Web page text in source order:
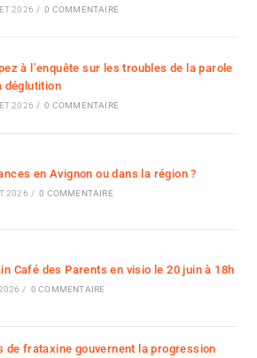
2026 / 0 COMMENTAIRE
à l’enquête sur les troubles de la parole
déglutition
2026 / 0 COMMENTAIRE
en Avignon ou dans la région ?
2026 / 0 COMMENTAIRE
Café des Parents en visio le 20 juin à 18h
/ 0 COMMENTAIRE
de frataxine gouvernent la progression